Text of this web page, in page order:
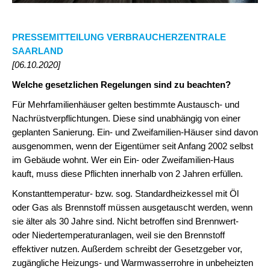
PRESSEMITTEILUNG VERBRAUCHERZENTRALE
SAARLAND
[06.10.2020]
Welche gesetzlichen Regelungen sind zu beachten?
Für Mehrfamilienhäuser gelten bestimmte Austausch- und
Nachrüstverpflichtungen. Diese sind unabhängig von einer
geplanten Sanierung. Ein- und Zweifamilien-Häuser sind davon
ausgenommen, wenn der Eigentümer seit Anfang 2002 selbst
im Gebäude wohnt. Wer ein Ein- oder Zweifamilien-Haus
kauft, muss diese Pflichten innerhalb von 2 Jahren erfüllen.
Konstanttemperatur- bzw. sog. Standardheizkessel mit Öl
oder Gas als Brennstoff müssen ausgetauscht werden, wenn
sie älter als 30 Jahre sind. Nicht betroffen sind Brennwert-
oder Niedertemperaturanlagen, weil sie den Brennstoff
effektiver nutzen. Außerdem schreibt der Gesetzgeber vor,
zugängliche Heizungs- und Warmwasserrohre in unbeheizten